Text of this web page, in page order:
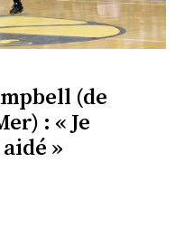
(de
: « Je
»